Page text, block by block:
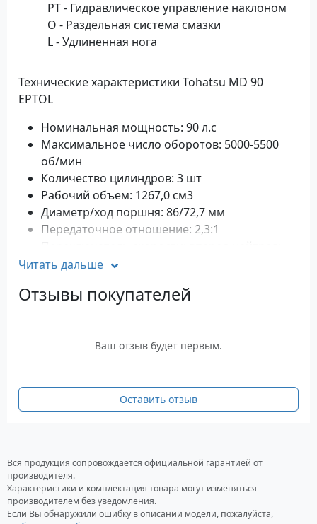
РТ - Гидравлическое управление наклоном
О - Раздельная система смазки
L - Удлиненная нога
Технические характеристики Tohatsu MD 90
EPТOL
Номинальная мощность: 90 л.с
Максимальное число оборотов: 5000-5500
об/мин
Количество цилиндров: 3 шт
Рабочий объем: 1267,0 см3
Диаметр/ход поршня: 86/72,7 мм
Передаточное отношение: 2,3:1
назад
Система зажигания: индуктивная
Система управления: Дистанционная
Система охлаждения: Проточная вода
Рекомендуемый тип масла: TCW-3
Маслянный бак: 3.5 л
Рекомендуемая высота транца: 508 мм
Гребной винт: Алюминий, 11"-21"
Читать дальше
Отзывы покупателей
Ваш отзыв будет первым.
Оставить отзыв
Вся продукция сопровождается официальной гарантией от
производителя.
Характеристики и комплектация товара могут изменяться
производителем без уведомления.
Если Вы обнаружили ошибку в описании модели, пожалуйста,